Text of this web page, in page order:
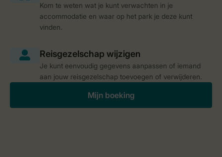
Kom te weten wat je kunt verwachten in je
accommodatie en waar op het park je deze kunt
vinden.
Je kunt eenvoudig gegevens aanpassen of iemand
aan jouw reisgezelschap toevoegen of verwijderen.
Mijn boeking